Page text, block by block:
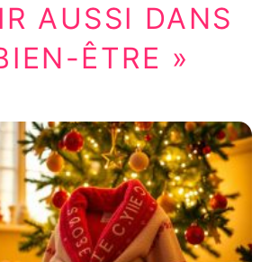
AUSSI DANS
ÊTRE »